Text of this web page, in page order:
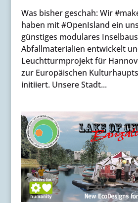
Was bisher geschah: Wir
haben mit #OpenIsland ein
günstiges modulares
Abfallmaterialien entwickelt
Leuchtturmprojekt für
zur Europäischen
initiiert. Unsere Stadt...